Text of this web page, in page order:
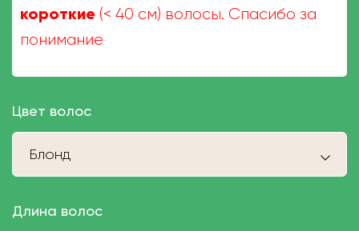
короткие (< 40 см) волосы. Спасибо за
понимание
Цвет волос
Блонд
Длина волос